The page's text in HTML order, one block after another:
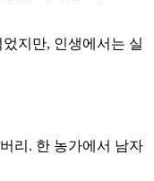
지만, 인생에서는 실
리. 한 농가에서 남자